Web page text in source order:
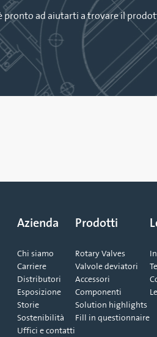
pronto ad aiutarti a trovare il
Azienda
Chi siamo
Carriere
Distributori
Esposizione
Storie
Sostenibilità
Uffici e contatti
Prodotti
Rotary Valves
Valvole deviatori
Accessori
Componenti
Solution highlights
Fill in questionnaire